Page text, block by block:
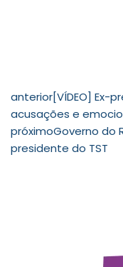
anterior[VÍDEO] Ex-
acusações e
próximoGoverno do
presidente do TST